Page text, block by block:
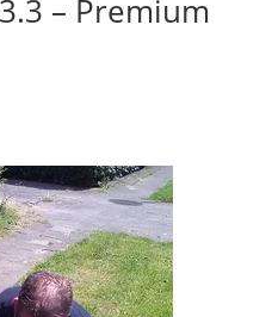
– Premium